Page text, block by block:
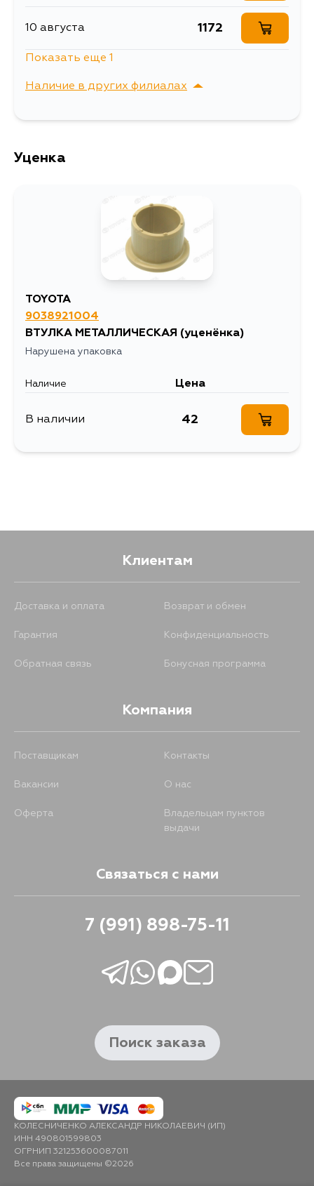
RZN193L, RZN173L, KDN165L,
RZN169R, KDN166R, LN167R,
RZN169L, LN166R, VZN167R,
10 августа 1172
Показать еще 1
Наличие в других филиалах
г. Владивосток,
Уценка
TOYOTA
9038921004
ВТУЛКА МЕТАЛЛИЧЕСКАЯ (уценёнка)
Нарушена упаковка
Наличие Цена
В наличии 42
Клиентам
Доставка и оплата Возврат и обмен
Гарантия Конфиденциальность
Обратная связь Бонусная программа
Компания
Поставщикам Контакты
Вакансии О нас
Оферта
Владельцам пунктов
выдачи
Связаться с нами
7 (991) 898-75-11
Поиск заказа
КОЛЕСНИЧЕНКО АЛЕКСАНДР НИКОЛАЕВИЧ (ИП)
ИНН 490801599803
ОГРНИП 321253600087011
Все права защищены ©2026